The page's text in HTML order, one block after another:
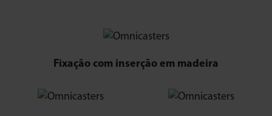
Fixação com inserção em madeira